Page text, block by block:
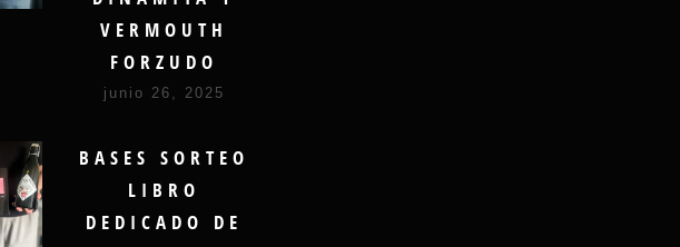
VERMOUTH
FORZUDO
junio 26, 2025
BASES SORTEO
LIBRO
DEDICADO DE